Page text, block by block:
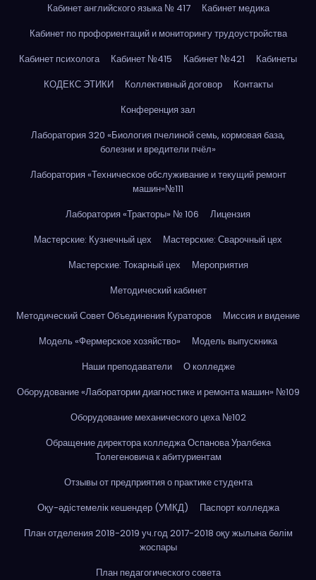
Кабинет английского языка № 417
Кабинет медика
Кабинет по профориентаций и мониторингу трудоустройства
Кабинет психолога
Кабинет №415 Кабинет №421
Кабинеты
КОДЕКС ЭТИКИ
Коллективный договор
Контакты
Конференция зал
Лаборатория 320 «Биология пчелиной семь, кормовая база,
болезни и вредители пчёл»
Лаборатория «Техническое обслуживание и текущий ремонт
машин»№111
Лаборатория «Тракторы» № 106
Лицензия
Мастерские: Кузнечный цех
Мастерские: Сварочный цех
Мастерские: Токарный цех
Мероприятия
Методический кабинет
Методический Совет Объединения Кураторов
Миссия и видение
Модель «Фермерское хозяйство»
Модель выпускника
Наши преподаватели
О колледже
Оборудование «Лаборатории диагностике и ремонта машин» №109
Оборудование механического цеха №102
Обращение директора колледжа Оспанова Уралбека
Толегеновича к абитуриентам
Отзывы от предприятия о практике студента
Оқу-әдістемелік кешендер (УМКД)
Паспорт колледжа
План отделения 2018-2019 уч.год 2017-2018 оқу жылына бөлім
жоспары
План педагогического совета